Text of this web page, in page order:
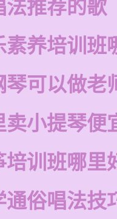
法推荐的歌
素养培训班
琴可以做老
卖小提琴便
培训班哪里
通俗唱法技